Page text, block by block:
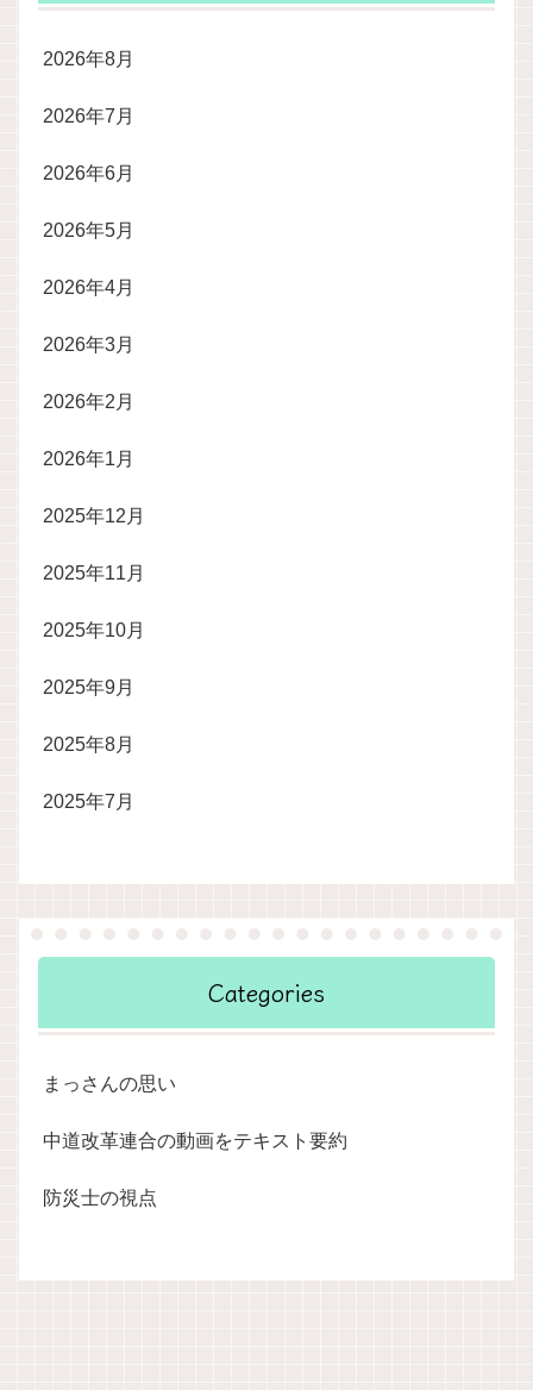
2026年8月
2026年7月
2026年6月
2026年5月
2026年4月
2026年3月
2026年2月
2026年1月
2025年12月
2025年11月
2025年10月
2025年9月
2025年8月
2025年7月
Categories
まっさんの思い
中道改革連合の動画をテキスト要約
防災士の視点